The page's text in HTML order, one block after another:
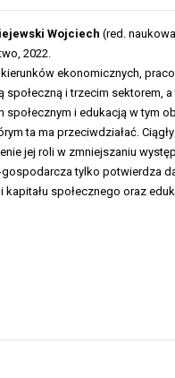
Wojciech (red.
2022.
ekonomicznych,
i trzecim sektorem,
i edukacją w tym
ta ma przeciwdziałać.
jej roli w zmniejszaniu
tylko potwierdza
społecznego oraz